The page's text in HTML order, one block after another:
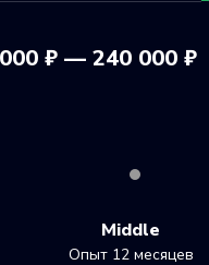
₽ — 240 000 ₽
Middle
Опыт 12 месяцев